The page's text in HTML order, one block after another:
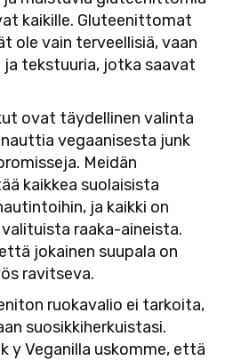
kaikille. Gluteenittomat
ole vain terveellisiä, vaan
ja tekstuuria, jotka saavat
ovat täydellinen valinta
vegaanisesta junk
Meidän
kaikkea suolaisista
ja kaikki on
raaka-aineista.
jokainen suupala on
ravitseva.
ruokavalio ei tarkoita,
suosikkiherkuistasi.
y Veganilla uskomme, että